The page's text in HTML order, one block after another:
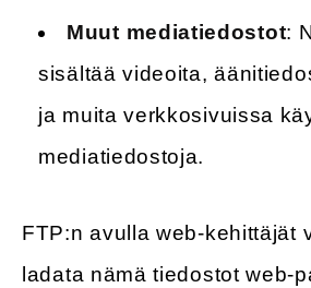
Muut mediatiedostot:
sisältää videoita,
ja muita verkkosivuissa
mediatiedostoja.
FTP:n avulla web-kehittäjät
ladata nämä tiedostot web-